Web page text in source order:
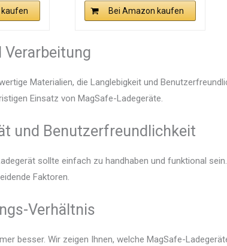
kaufen Bei Amazon kaufen
Verarbeitung
Materialien, die Langlebigkeit und
Einsatz von MagSafe-Ladegeräte.
und Benutzerfreundlichkeit
sollte einfach zu handhaben und funktional
Faktoren.
Verhältnis
besser. Wir zeigen Ihnen, welche MagSafe-